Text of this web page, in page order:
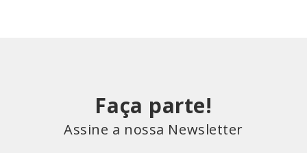
Faça parte!
Assine a nossa Newsletter